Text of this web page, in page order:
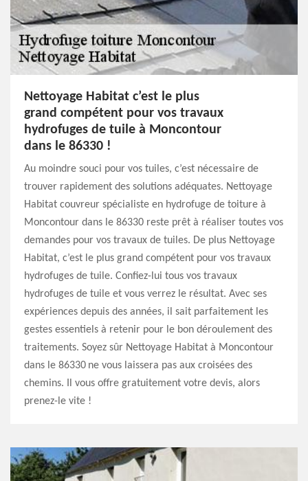
Nettoyage Habitat c’est le plus
grand compétent pour vos travaux
hydrofuges de tuile à Moncontour
dans le 86330 !
Au moindre souci pour vos tuiles, c’est nécessaire de
trouver rapidement des solutions adéquates. Nettoyage
Habitat couvreur spécialiste en hydrofuge de toiture à
Moncontour dans le 86330 reste prêt à réaliser toutes vos
demandes pour vos travaux de tuiles. De plus Nettoyage
Habitat, c’est le plus grand compétent pour vos travaux
hydrofuges de tuile. Confiez-lui tous vos travaux
hydrofuges de tuile et vous verrez le résultat. Avec ses
expériences depuis des années, il sait parfaitement les
gestes essentiels à retenir pour le bon déroulement des
traitements. Soyez sûr Nettoyage Habitat à Moncontour
dans le 86330 ne vous laissera pas aux croisées des
chemins. Il vous offre gratuitement votre devis, alors
prenez-le vite !